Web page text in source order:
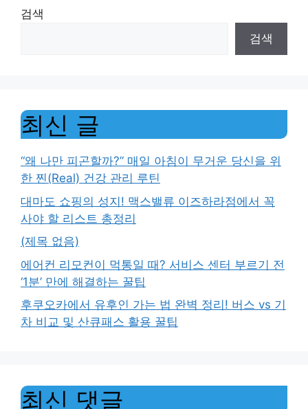
검색
검색
최신 글
“왜 나만 피곤할까?” 매일 아침이 무거운 당신을 위
한 찐(Real) 건강 관리 루틴
대마도 쇼핑의 성지! 맥스밸류 이즈하라점에서 꼭
사야 할 리스트 총정리
(제목 없음)
에어컨 리모컨이 먹통일 때? 서비스 센터 부르기 전
‘1분’ 만에 해결하는 꿀팁
후쿠오카에서 유후인 가는 법 완벽 정리! 버스 vs 기
차 비교 및 산큐패스 활용 꿀팁
최신 댓글